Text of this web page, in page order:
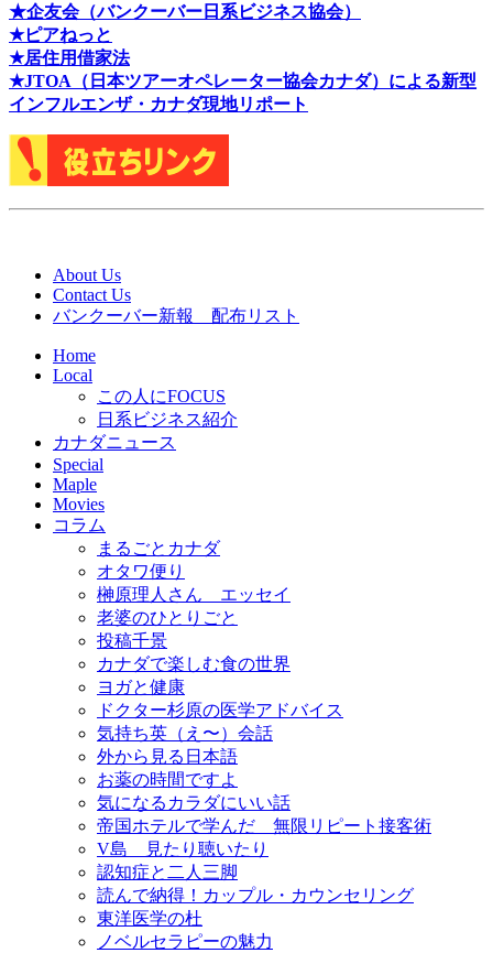
★企友会（バンクーバー日系ビジネス協会）
★ピアねっと
★居住用借家法
★JTOA（日本ツアーオペレーター協会カナダ）による新型
インフルエンザ・カナダ現地リポート
About Us
Contact Us
バンクーバー新報 配布リスト
Home
Local
この人にFOCUS
日系ビジネス紹介
カナダニュース
Special
Maple
Movies
コラム
まるごとカナダ
オタワ便り
榊原理人さん エッセイ
老婆のひとりごと
投稿千景
カナダで楽しむ食の世界
ヨガと健康
ドクター杉原の医学アドバイス
気持ち英（え〜）会話
外から見る日本語
お薬の時間ですよ
気になるカラダにいい話
帝国ホテルで学んだ 無限リピート接客術
V島 見たり聴いたり
認知症と二人三脚
読んで納得！カップル・カウンセリング
東洋医学の杜
ノベルセラピーの魅力